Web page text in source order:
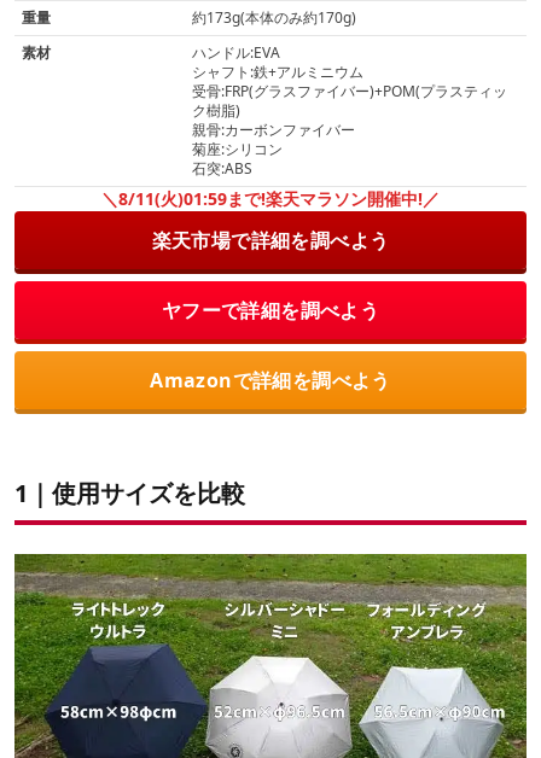
重量
約173g(本体のみ約170g)
素材
ハンドル:EVA
シャフト:鉄+アルミニウム
受骨:FRP(グラスファイバー)+POM(プラスティッ
ク樹脂)
親骨:カーボンファイバー
菊座:シリコン
石突:ABS
＼8/11(火)01:59まで!楽天マラソン開催中!／
楽天市場で詳細を調べよう
ヤフーで詳細を調べよう
Amazonで詳細を調べよう
1｜使用サイズを比較